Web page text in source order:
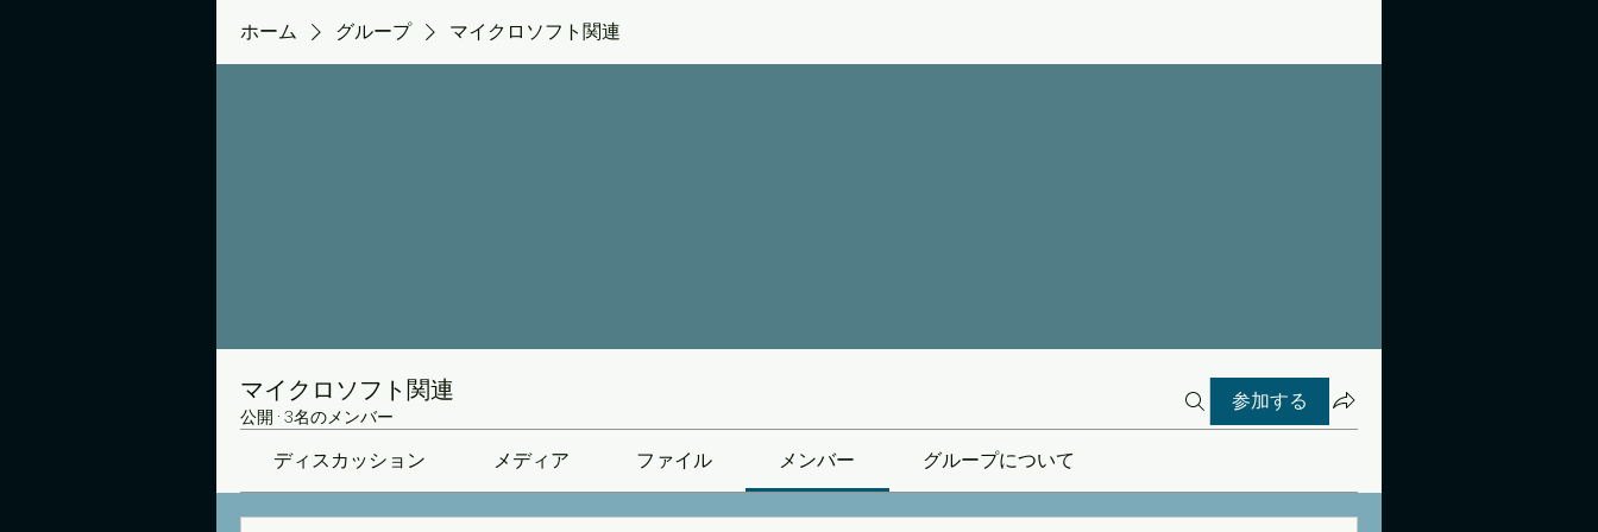
ホーム グループ マイクロソフト関連
マイクロソフト関連
公開 · 3名のメンバー
参加する
ディスカッション メディア ファイル メンバー グループについて